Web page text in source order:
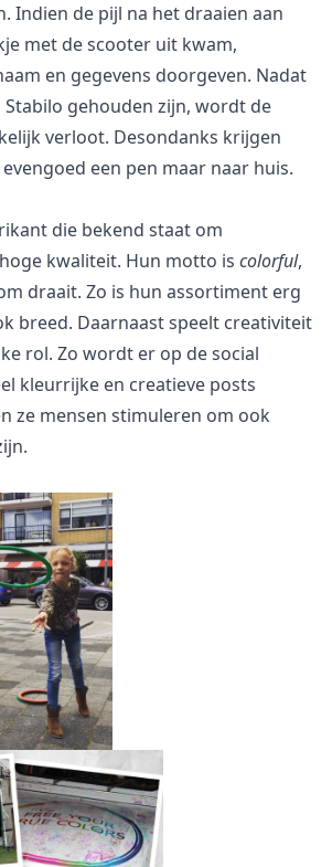
Indien de pijl na het draaien aan
met de scooter uit kwam,
en gegevens doorgeven. Nadat
Stabilo gehouden zijn, wordt de
verloot. Desondanks krijgen
een pen maar naar huis.
die bekend staat om
kwaliteit. Hun motto is colorful,
draait. Zo is hun assortiment erg
breed. Daarnaast speelt creativiteit
rol. Zo wordt er op de social
kleurrijke en creatieve posts
ze mensen stimuleren om ook